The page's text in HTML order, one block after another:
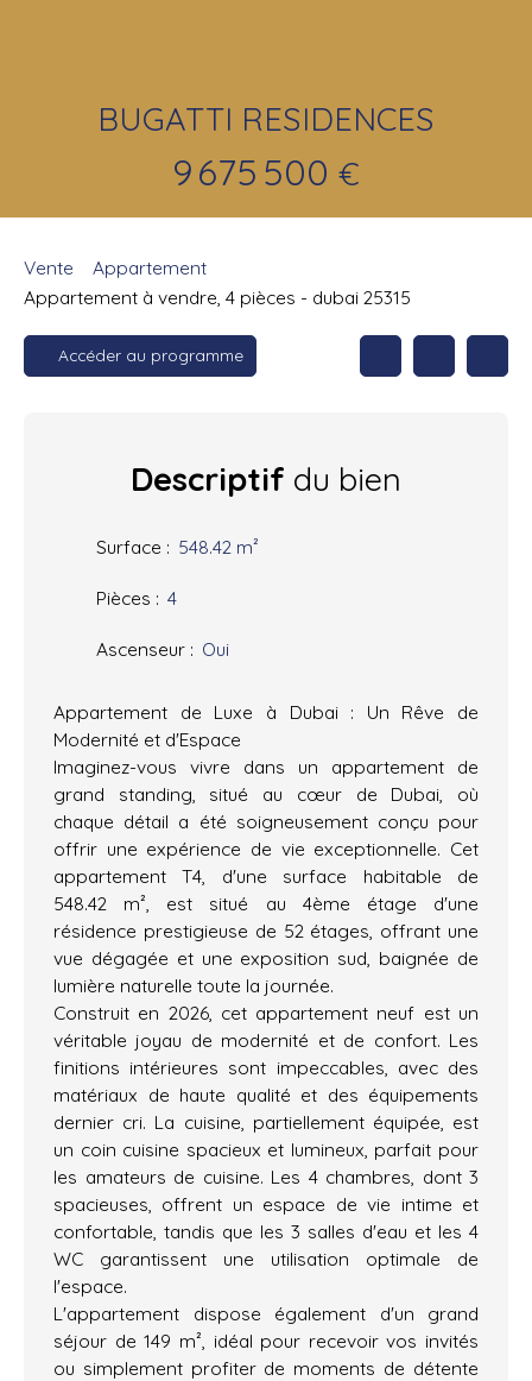
BUGATTI RESIDENCES
9 675 500 €
Vente
Appartement
Appartement à vendre, 4 pièces - dubai 25315
Accéder au programme
Descriptif du bien
Surface : 548.42 m²
Pièces : 4
Ascenseur : Oui
Appartement de Luxe à Dubai : Un Rêve de
Modernité et d'Espace
Imaginez-vous vivre dans un appartement de
grand standing, situé au cœur de Dubai, où
chaque détail a été soigneusement conçu pour
offrir une expérience de vie exceptionnelle. Cet
appartement T4, d'une surface habitable de
548.42 m², est situé au 4ème étage d'une
résidence prestigieuse de 52 étages, offrant une
vue dégagée et une exposition sud, baignée de
lumière naturelle toute la journée.
Construit en 2026, cet appartement neuf est un
véritable joyau de modernité et de confort. Les
finitions intérieures sont impeccables, avec des
matériaux de haute qualité et des équipements
dernier cri. La cuisine, partiellement équipée, est
un coin cuisine spacieux et lumineux, parfait pour
les amateurs de cuisine. Les 4 chambres, dont 3
spacieuses, offrent un espace de vie intime et
confortable, tandis que les 3 salles d'eau et les 4
WC garantissent une utilisation optimale de
l'espace.
L'appartement dispose également d'un grand
séjour de 149 m², idéal pour recevoir vos invités
ou simplement profiter de moments de détente